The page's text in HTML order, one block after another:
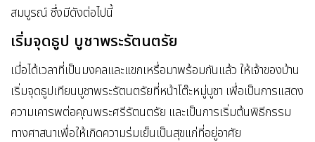
สมบูรณ์ ซึ่งมีดังต่อไปนี้
เริ่มจุดธูป บูชาพระรัตนตรัย
เมื่อได้เวลาที่เป็นมงคลและแขกเหรื่อมาพร้อมกันแล้ว ให้เจ้าของบ้าน
เริ่มจุดธูปเทียนบูชาพระรัตนตรัยที่หน้าโต๊ะหมู่บูชา เพื่อเป็นการแสดง
ความเคารพต่อคุณพระศรีรัตนตรัย และเป็นการเริ่มต้นพิธีกรรม
ทางศาสนาเพื่อให้เกิดความร่มเย็นเป็นสุขแก่ที่อยู่อาศัย